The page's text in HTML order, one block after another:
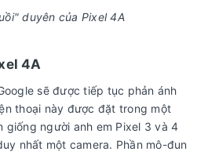
duyên của Pixel 4A
4A
sẽ được tiếp tục phản ánh
thoại này được đặt trong một
giống người anh em Pixel 3 và 4
nhất một camera. Phần mô-đun